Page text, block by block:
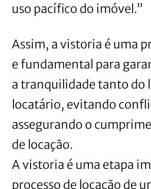
uso pacífico do imóvel.”
Assim, a vistoria é uma
e fundamental para
a tranquilidade tanto do
locatário, evitando
assegurando o
de locação.
A vistoria é uma etapa
processo de locação de